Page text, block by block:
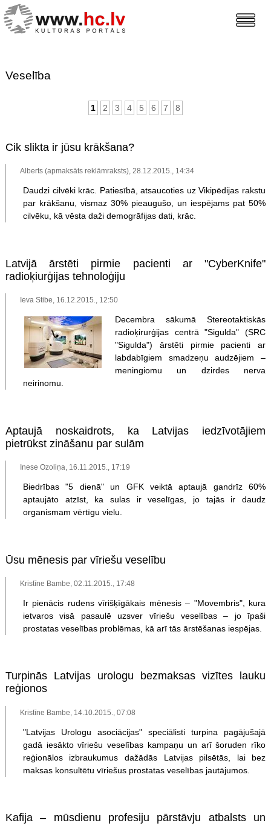
Veselība
1 2 3 4 5 6 7 8
Cik slikta ir jūsu krākšana?
Alberts (apmaksāts reklāmraksts), 28.12.2015., 14:34
Daudzi cilvēki krāc. Patiesībā, atsaucoties uz Vikipēdijas rakstu
par krākšanu, vismaz 30% pieaugušo, un iespējams pat 50%
cilvēku, kā vēsta daži demogrāfijas dati, krāc.
Latvijā ārstēti pirmie pacienti ar "CyberKnife"
radioķiurģijas tehnoloģiju
Ieva Stibe, 16.12.2015., 12:50
Decembra sākumā Stereotaktiskās
radioķirurģijas centrā "Sigulda" (SRC
"Sigulda") ārstēti pirmie pacienti ar
labdabīgiem smadzeņu audzējiem –
meningiomu un dzirdes nerva
neirinomu.
Aptaujā noskaidrots, ka Latvijas iedzīvotājiem
pietrūkst zināšanu par sulām
Inese Ozoliņa, 16.11.2015., 17:19
Biedrības "5 dienā" un GFK veiktā aptaujā gandrīz 60%
aptaujāto atzīst, ka sulas ir veselīgas, jo tajās ir daudz
organismam vērtīgu vielu.
Ūsu mēnesis par vīriešu veselību
Kristīne Bambe, 02.11.2015., 17:48
Ir pienācis rudens vīrišķīgākais mēnesis – "Movembris", kura
ietvaros visā pasaulē uzsver vīriešu veselības – jo īpaši
prostatas veselības problēmas, kā arī tās ārstēšanas iespējas.
Turpinās Latvijas urologu bezmaksas vizītes lauku
reģionos
Kristīne Bambe, 14.10.2015., 07:08
"Latvijas Urologu asociācijas" speciālisti turpina pagājušajā
gadā iesākto vīriešu veselības kampaņu un arī šoruden rīko
reģionālos izbraukumus dažādās Latvijas pilsētās, lai bez
maksas konsultētu vīriešus prostatas veselības jautājumos.
Kafija – mūsdienu profesiju pārstāvju atbalsts un